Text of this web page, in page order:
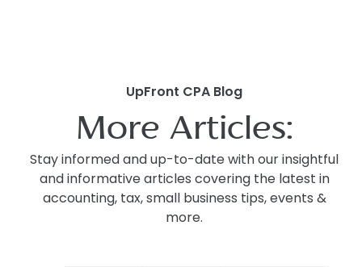
UpFront CPA Blog
More Articles:
Stay informed and up-to-date with our insightful
and informative articles covering the latest in
accounting, tax, small business tips, events &
more.